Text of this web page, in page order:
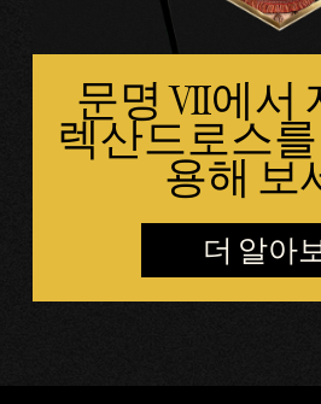
보
보
호
정
의
것
문명 VII에서
렉산드로스
용해 보
더 알아